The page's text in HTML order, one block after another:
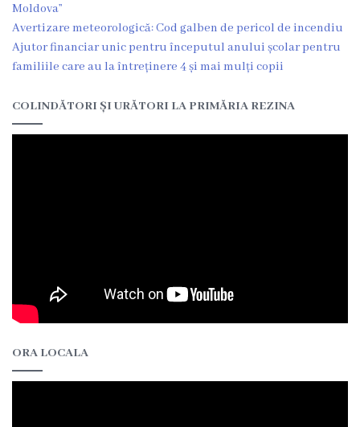
de
Aur”
,,Servicii
,,
comercială
Moldova”
Avertizare meteorologică: Cod galben de pericol de incendiu
Ajutor financiar unic pentru începutul anului școlar pentru
familiile care au la întreținere 4 și mai mulți copii
COLINDĂTORI ȘI URĂTORI LA PRIMĂRIA REZINA
ORA LOCALA